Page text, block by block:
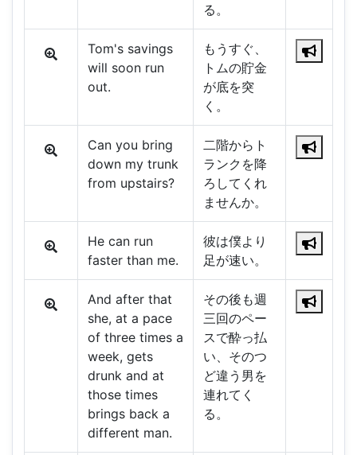
る。
Tom's savings
will soon run
out.
もうすぐ、
トムの貯金
が底を突
く。
Can you bring
down my trunk
from upstairs?
二階からト
ランクを降
ろしてくれ
ませんか。
He can run
faster than me.
彼は僕より
足が速い。
And after that
she, at a pace
of three times a
week, gets
drunk and at
those times
brings back a
different man.
その後も週
三回のペー
スで酔っ払
い、そのつ
ど違う男を
連れてく
る。